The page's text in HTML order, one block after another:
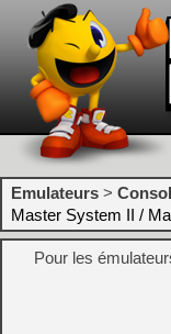
Emulateurs >
Master System II /
Pour les